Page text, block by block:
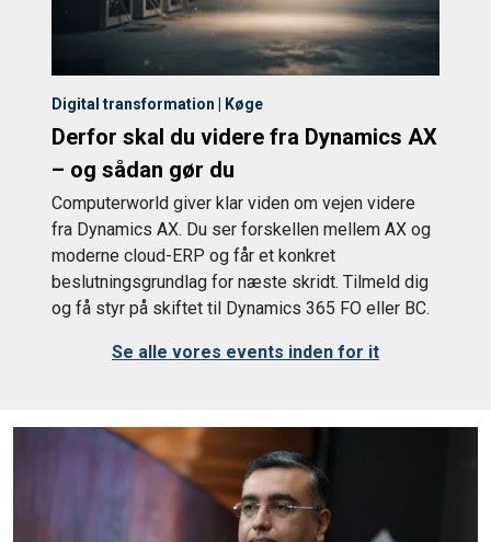
Digital transformation | Køge
Derfor skal du videre fra Dynamics AX
– og sådan gør du
Computerworld giver klar viden om vejen videre
fra Dynamics AX. Du ser forskellen mellem AX og
moderne cloud-ERP og får et konkret
beslutningsgrundlag for næste skridt. Tilmeld dig
og få styr på skiftet til Dynamics 365 FO eller BC.
Se alle vores events inden for it